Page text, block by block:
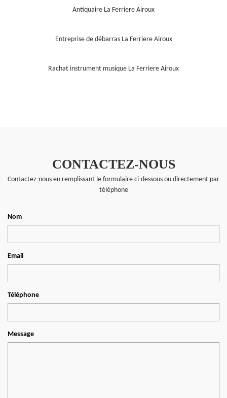
Antiquaire La Ferriere Airoux
Entreprise de débarras La Ferriere Airoux
Rachat instrument musique La Ferriere Airoux
CONTACTEZ-NOUS
Contactez-nous en remplissant le formulaire ci-dessous ou directement par
téléphone
Nom
Email
Téléphone
Message